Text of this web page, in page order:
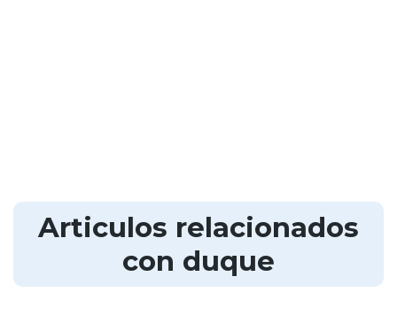
Articulos relacionados
con duque